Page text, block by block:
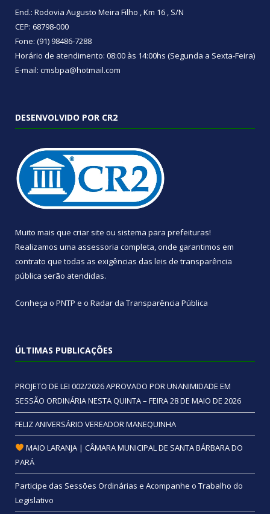
End.: Rodovia Augusto Meira Filho , Km 16 , S/N
CEP: 68798-000
Fone: (91) 98486-7288
Horário de atendimento: 08:00 às 14:00hs (Segunda a Sexta-Feira)
E-mail: cmsbpa@hotmail.com
DESENVOLVIDO POR CR2
Muito mais que criar site ou sistema para prefeituras!
Realizamos uma assessoria completa, onde garantimos em
contrato que todas as exigências das leis de transparência
pública serão atendidas.
Conheça o PNTP e o Radar da Transparência Pública
ÚLTIMAS PUBLICAÇÕES
PROJETO DE LEI 002/2026 APROVADO POR UNANIMIDADE EM
SESSÃO ORDINÁRIA NESTA QUINTA – FEIRA 28 DE MAIO DE 2026
FELIZ ANIVERSÁRIO VEREADOR MANEQUINHA
MAIO LARANJA | CÂMARA MUNICIPAL DE SANTA BÁRBARA DO
PARÁ
Participe das Sessões Ordinárias e Acompanhe o Trabalho do
Legislativo